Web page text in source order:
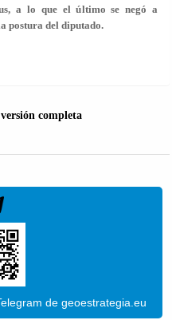
a lo que el último se negó a
postura del diputado.
completa
de geoestrategia.eu